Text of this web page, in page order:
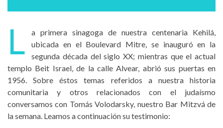
L
a primera sinagoga de nuestra centenaria Kehilá,
ubicada en el Boulevard Mitre, se inauguró en la
segunda década del siglo XX; mientras que el actual
templo Beit Israel, de la calle Alvear, abrió sus puertas en
1956. Sobre éstos temas referidos a nuestra historia
comunitaria y otros relacionados con el judaísmo
conversamos con Tomás Volodarsky, nuestro Bar Mitzvá de
la semana. Leamos a continuación su testimonio: